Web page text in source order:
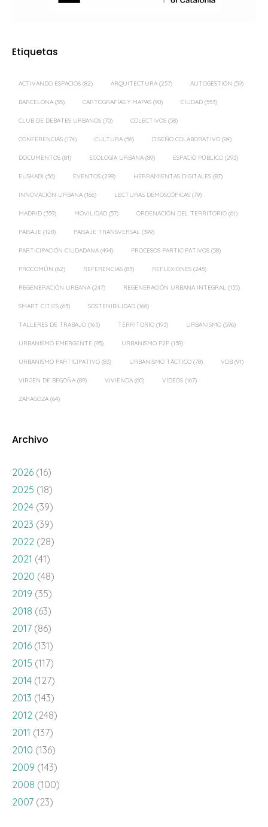
Etiquetas
ACTIVANDO ESPACIOS (82) ARQUITECTURA (257) AUTOGESTIÓN (59)
BARCELONA (55) CARTOGRAFÍAS Y MAPAS (90) CIUDAD (553)
CLUB DE DEBATES URBANOS (70) COLECTIVOS (58)
CONFERENCIAS (174) CULTURA (56) DISEÑO COLABORATIVO (84)
DOCUMENTOS (81) ECOLOGÍA URBANA (89) ESPACIO PÚBLICO (293)
EUSKADI (56) EVENTOS (298) HERRAMIENTAS DIGITALES (87)
INNOVACIÓN URBANA (166) LECTURAS DEMOSCÓPICAS (79)
MADRID (359) MOVILIDAD (57) ORDENACIÓN DEL TERRITORIO (61)
PAISAJE (128) PAISAJE TRANSVERSAL (399)
PARTICIPACIÓN CIUDADANA (494) PROCESOS PARTICIPATIVOS (58)
PROCOMÚN (62) REFERENCIAS (83) REFLEXIONES (245)
REGENERACIÓN URBANA (247) REGENERACIÓN URBANA INTEGRAL (135)
SMART CITIES (63) SOSTENIBILIDAD (166)
TALLERES DE TRABAJO (163) TERRITORIO (193) URBANISMO (596)
URBANISMO EMERGENTE (95) URBANISMO P2P (138)
URBANISMO PARTICIPATIVO (83) URBANISMO TÁCTICO (78) VDB (91)
VIRGEN DE BEGOÑA (89) VIVIENDA (60) VÍDEOS (167)
ZARAGOZA (64)
Archivo
2026 (16)
2025 (18)
2024 (39)
2023 (39)
2022 (28)
2021 (41)
2020 (48)
2019 (35)
2018 (63)
2017 (86)
2016 (131)
2015 (117)
2014 (127)
2013 (143)
2012 (248)
2011 (137)
2010 (136)
2009 (143)
2008 (100)
2007 (23)